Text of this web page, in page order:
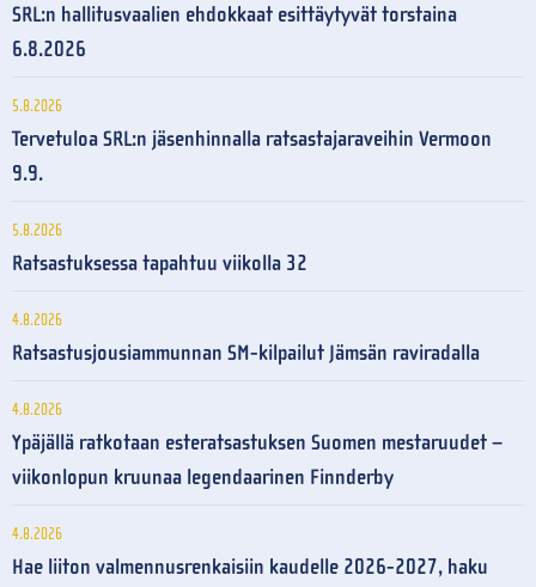
SRL:n hallitusvaalien ehdokkaat esittäytyvät torstaina
6.8.2026
5.8.2026
Tervetuloa SRL:n jäsenhinnalla ratsastajaraveihin Vermoon
9.9.
5.8.2026
Ratsastuksessa tapahtuu viikolla 32
4.8.2026
Ratsastusjousiammunnan SM-kilpailut Jämsän raviradalla
4.8.2026
Ypäjällä ratkotaan esteratsastuksen Suomen mestaruudet –
viikonlopun kruunaa legendaarinen Finnderby
4.8.2026
Hae liiton valmennusrenkaisiin kaudelle 2026-2027, haku